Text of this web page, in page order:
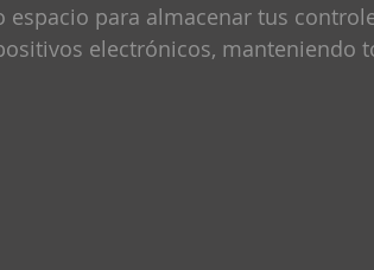
para almacenar tus
electrónicos, manteniendo